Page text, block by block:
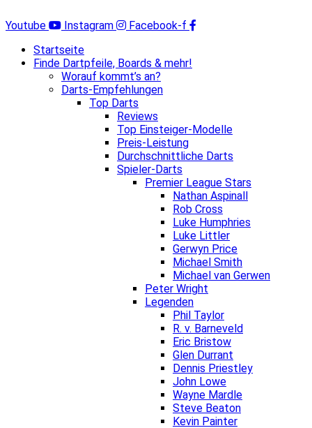
Inhalt
Youtube Instagram
Facebook-f
Startseite
Finde Dartpfeile, Boards & mehr!
Worauf kommt’s an?
Darts-Empfehlungen
Top Darts
Reviews
Top Einsteiger-Modelle
Preis-Leistung
Durchschnittliche Darts
Spieler-Darts
Premier League Stars
Nathan Aspinall
Rob Cross
Luke Humphries
Luke Littler
Gerwyn Price
Michael Smith
Michael van Gerwen
Peter Wright
Legenden
Phil Taylor
R. v. Barneveld
Eric Bristow
Glen Durrant
Dennis Priestley
John Lowe
Wayne Mardle
Steve Beaton
Kevin Painter